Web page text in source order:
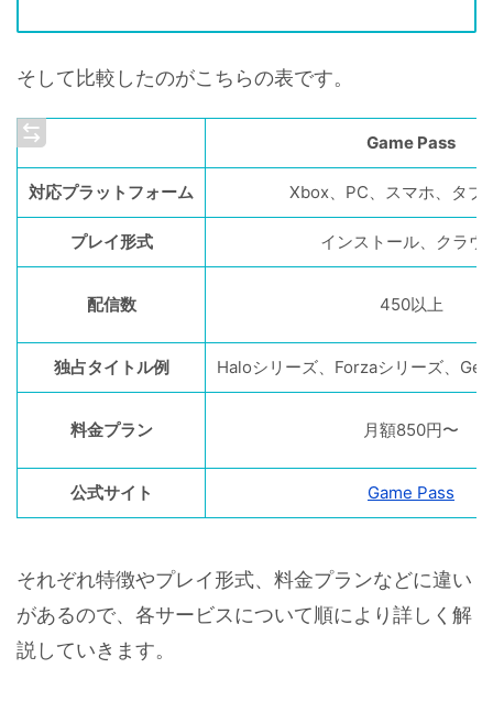
そして比較したのがこちらの表です。
Game Pass
対応プラットフォーム Xbox、PC、スマホ、タブ
プレイ形式 インストール、クラウ
配信数 450以上
独占タイトル例 Haloシリーズ、Forzaシリーズ、
料金プラン 月額850円〜
公式サイト Game Pass
それぞれ特徴やプレイ形式、料金プランなどに違い
があるので、各サービスについて順により詳しく解
説していきます。